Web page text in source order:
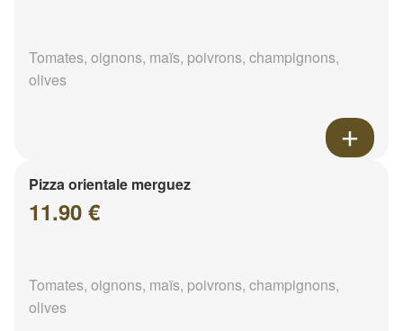
Tomates, oignons, maïs, poivrons, champignons,
olives
Pizza orientale merguez
11.90 €
Tomates, oignons, maïs, poivrons, champignons,
olives